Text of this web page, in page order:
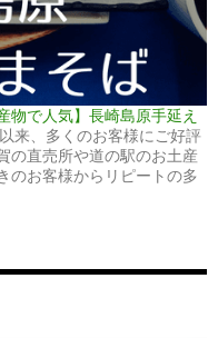
物で人気】長崎島原手延え
来、多くのお客様にご好評
の直売所や道の駅のお土産
のお客様からリピートの多